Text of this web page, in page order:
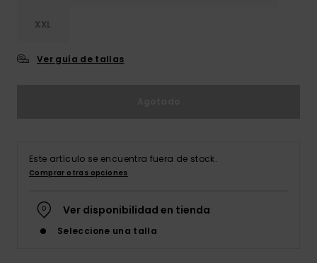
XXL
Ver guía de tallas
Este artículo se encuentra fuera de stock.
Comprar otras opciones
Ver disponibilidad en tienda
Seleccione una talla